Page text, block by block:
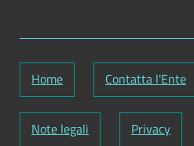
Home Contatta l'Ente
Note legali Privacy